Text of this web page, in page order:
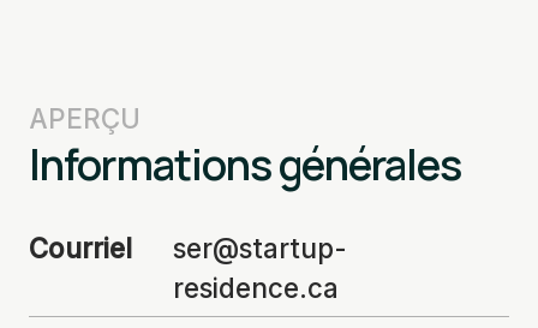
APERÇU
Informations générales
Courriel
ser@startup-
residence.ca